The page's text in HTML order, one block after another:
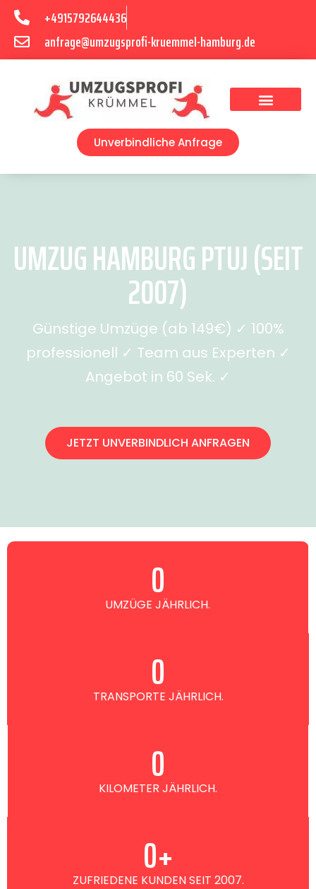
+4915792644436
anfrage@umzugsprofi-kruemmel-hamburg.de
Unverbindliche Anfrage
UMZUG HAMBURG PTUJ (SEIT
2007)
Günstige Umzüge (ab 149€) ✓ 100%
professionell ✓ Team aus Experten ✓
Angebot in 60 Sek. ✓
JETZT UNVERBINDLICH ANFRAGEN
UMZÜGE JÄHRLICH.
0
TRANSPORTE JÄHRLICH.
0
KILOMETER JÄHRLICH.
0
ZUFRIEDENE KUNDEN SEIT 2007.
0+